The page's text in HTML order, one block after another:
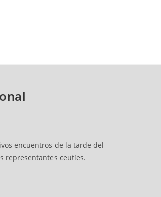
encuentros de la tarde del
representantes ceutíes.